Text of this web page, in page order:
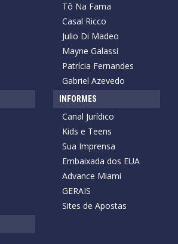
Tô Na Fama
Casal Ricco
Julio Di Madeo
Mayne Galassi
Patrícia Fernandes
Gabriel Azevedo
INFORMES
Canal Jurídico
Kids e Teens
Sua Imprensa
Embaixada dos EUA
Advance Miami
GERAIS
Sites de Apostas